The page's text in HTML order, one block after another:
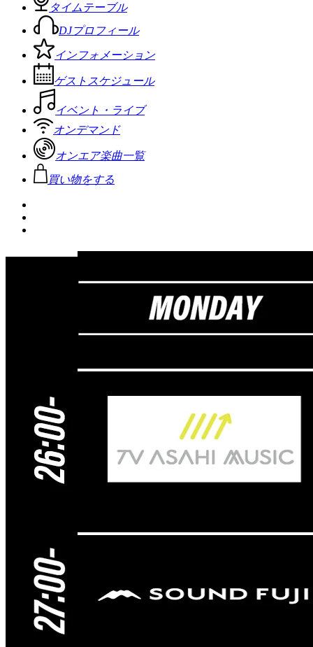
タイムテーブル
DJプロフィール
インフォメーション
ゲストスケジュール
イベント・ライブ
オンデマンド
オンエア楽曲一覧
買い物をする